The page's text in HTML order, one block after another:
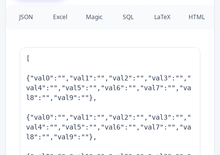
JSON Excel Magic SQL LaTeX HTML